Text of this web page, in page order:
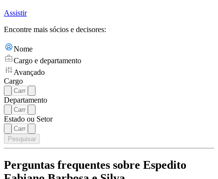
Assistir
Encontre mais sócios e decisores:
Nome
Cargo e departamento
Avançado
Cargo
Departamento
Estado ou Setor
Pesquisar
Perguntas frequentes sobre Espedito